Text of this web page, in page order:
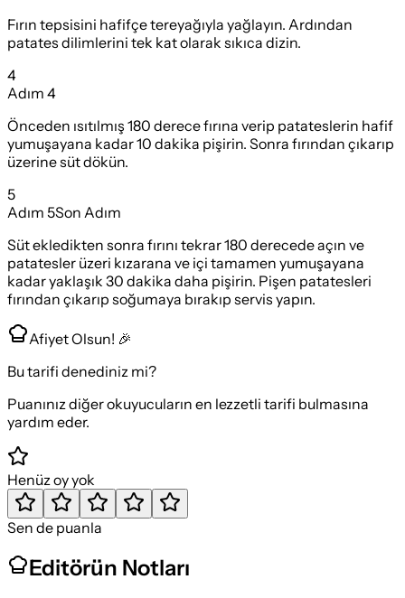
Fırın tepsisini hafifçe tereyağıyla yağlayın. Ardından
patates dilimlerini tek kat olarak sıkıca dizin.
4
Adım 4
Önceden ısıtılmış 180 derece fırına verip patateslerin hafif
yumuşayana kadar 10 dakika pişirin. Sonra fırından çıkarıp
üzerine süt dökün.
5
Adım 5Son Adım
Süt ekledikten sonra fırını tekrar 180 derecede açın ve
patatesler üzeri kızarana ve içi tamamen yumuşayana
kadar yaklaşık 30 dakika daha pişirin. Pişen patatesleri
fırından çıkarıp soğumaya bırakıp servis yapın.
Afiyet Olsun! 🎉
Bu tarifi denediniz mi?
Puanınız diğer okuyucuların en lezzetli tarifi bulmasına
yardım eder.
Henüz oy yok
Sen de puanla
Editörün Notları